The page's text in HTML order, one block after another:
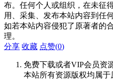
布。任何个人或组织，在未征
用、采集、发布本站内容到任
如若本站内容侵犯了原著者的
理。
分享 收藏 点赞(0)
免费下载或者VIP会员资
本站所有资源版权均属